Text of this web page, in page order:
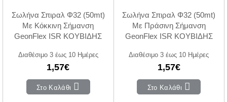
Σωλήνα Σπιραλ Φ32 (50mt)
Με Κόκκινη Σήμανση
GeonFlex ISR ΚΟΥΒΙΔΗΣ
Διαθέσιμο 3 έως 10 Ημέρες
1,57€
Στο Καλάθι
Σωλήνα Σπιραλ Φ32 (50mt)
Με Πράσινη Σήμανση
GeonFlex ISR ΚΟΥΒΙΔΗΣ
Διαθέσιμο 3 έως 10 Ημέρες
1,57€
Στο Καλάθι